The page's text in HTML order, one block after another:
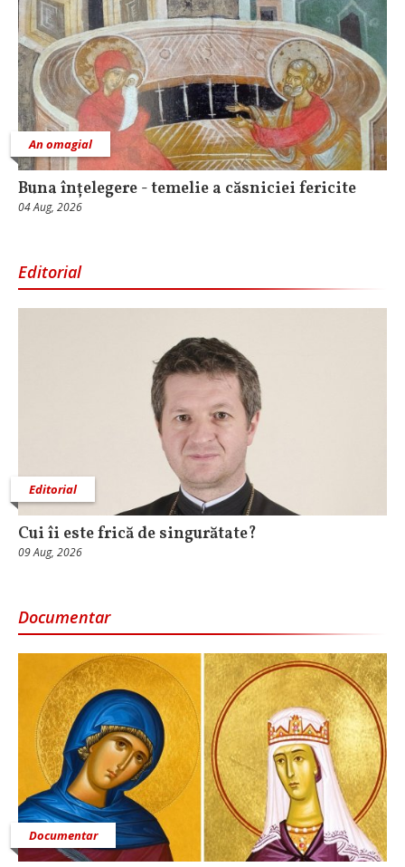
An omagial
Buna înțelegere - temelie a căsniciei fericite
04 Aug, 2026
Editorial
Editorial
Cui îi este frică de singurătate?
09 Aug, 2026
Documentar
Documentar